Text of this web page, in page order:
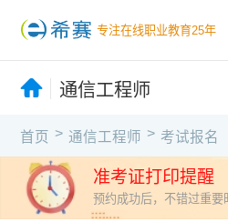
专注在线职业教育25年
通信工程师
首页 > 通信工程师 > 考试报名
准考证打印提醒
预约成功后，不错过重要